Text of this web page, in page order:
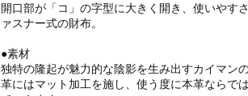
開口部が「コ」の字型に大きく開き、使いやす
ァスナー式の財布。
●素材
独特の隆起が魅力的な陰影を生み出すカイマン
革にはマット加工を施し、使う度に本革ならで